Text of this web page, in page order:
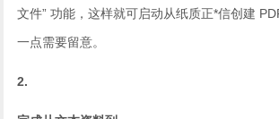
文件” 功能，这样就可启动从纸质正*信创建
一点需要留意。
2.